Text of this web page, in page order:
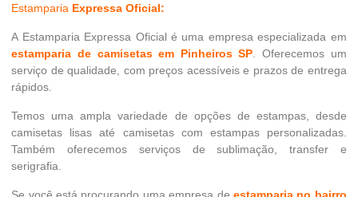
Estamparia Expressa Oficial:
A Estamparia Expressa Oficial é uma empresa especializada em
estamparia de camisetas em Pinheiros SP . Oferecemos um
serviço de qualidade, com preços acessíveis e prazos de entrega
rápidos.
Temos uma ampla variedade de opções de estampas, desde
camisetas lisas até camisetas com estampas personalizadas.
Também oferecemos serviços de sublimação, transfer e
serigrafia.
Se você está procurando uma empresa de estamparia no bairro